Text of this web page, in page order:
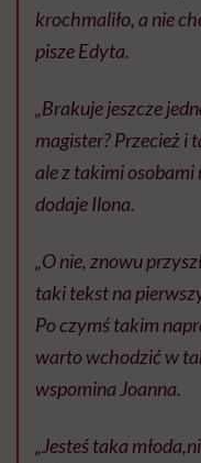
krochmaliło, a nie
pisze Edyta.
„Brakuje jeszcze
magister? Przecież i
ale z takimi osobami
dodaje Ilona.
„O nie, znowu
taki tekst na
Po czymś takim
warto wchodzić w
wspomina Joanna.
„Jesteś taka